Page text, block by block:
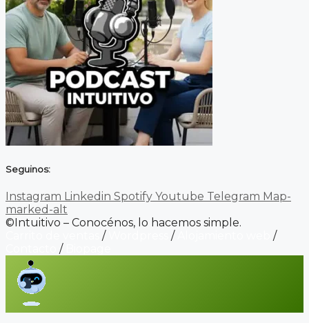
Seguinos:
Instagram Linkedin Spotify Youtube Telegram Map-
marked-alt
©Intuitivo – Conocénos, lo hacemos simple.
/ /
/
/